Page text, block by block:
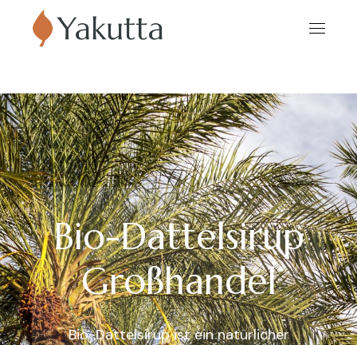
Bio-Dattelsirup
Großhandel
Bio-Dattelsirup ist ein natürlicher